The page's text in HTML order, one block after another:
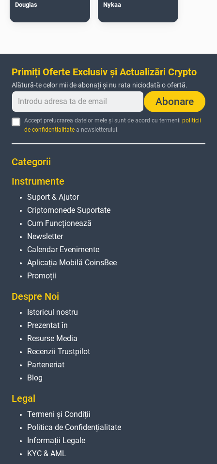
Douglas Nykaa
Primiți Oferte Exclusiv și Actualizări Crypto
Alătură-te celor mii de abonați și nu rata niciodată o ofertă.
Abonare
Accept prelucrarea datelor mele și sunt de acord cu termeniipoliticii
de confidențialitate a newsletterului.
Categorii
Instrumente
Suport & Ajutor
Criptomonede Suportate
Cum Funcționează
Newsletter
Calendar Evenimente
Aplicația Mobilă CoinsBee
Promoții
Despre Noi
Istoricul nostru
Prezentat în
Resurse Media
Recenzii Trustpilot
Parteneriat
Blog
Legal
Termeni și Condiții
Politica de Confidențialitate
Informații Legale
KYC & AML